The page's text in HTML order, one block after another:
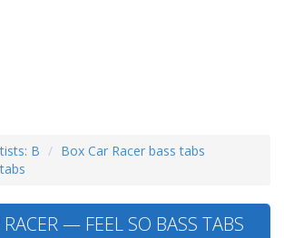
B
Box Car Racer bass tabs
RACER — FEEL SO BASS TABS